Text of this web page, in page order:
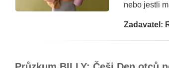
nebo jestli
Zadavatel: